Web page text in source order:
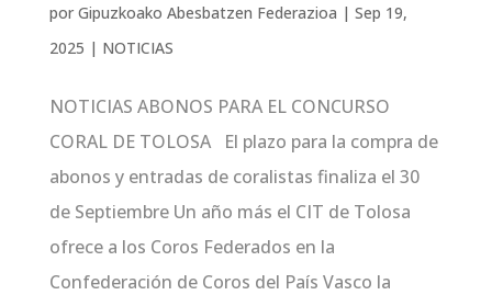
por Gipuzkoako Abesbatzen Federazioa | Sep 19,
2025 | NOTICIAS
NOTICIAS ABONOS PARA EL CONCURSO
CORAL DE TOLOSA El plazo para la compra de
abonos y entradas de coralistas finaliza el 30
de Septiembre Un año más el CIT de Tolosa
ofrece a los Coros Federados en la
Confederación de Coros del País Vasco la